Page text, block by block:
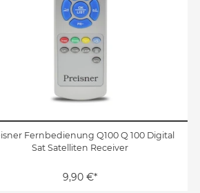
Fernbedienung Q100 Q 100 Digital
Sat Satelliten Receiver
9,90 €*